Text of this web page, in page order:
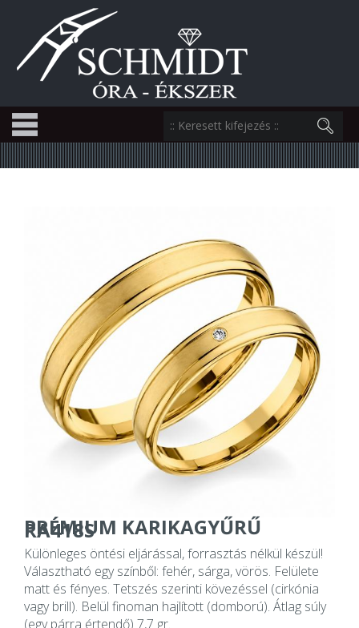
PRÉMIUM KARIKAGYŰRŰ
RA418S
Különleges öntési eljárással, forrasztás nélkül készül!
Választható egy színből: fehér, sárga, vörös. Felülete
matt és fényes. Tetszés szerinti kövezéssel (cirkónia
vagy brill). Belül finoman hajlított (domború). Átlag súly
(egy párra értendő) 7,7 gr.